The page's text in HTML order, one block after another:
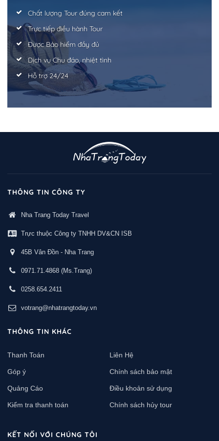
Chất lượng Tour đúng cam kết
Trực tiếp điều hành Tour
Được Bảo hiểm đầy đủ
Dịch vụ Chu đáo, nhiệt tình
Hỗ trợ 24/24
THÔNG TIN CÔNG TY
Nha Trang Today Travel
Trực thuộc Công ty TNHH DV&CN ISB
45B Vân Đồn - Nha Trang
0971.71.4868 (Ms.Trang)
0258.654.2411
votrang@nhatrangtoday.vn
THÔNG TIN KHÁC
Thanh Toán Liên Hệ
Góp ý Chính sách bảo mật
Quảng Cáo Điều khoản sử dụng
Kiểm tra thanh toán Chính sách hủy tour
KẾT NỐI VỚI CHÚNG TÔI